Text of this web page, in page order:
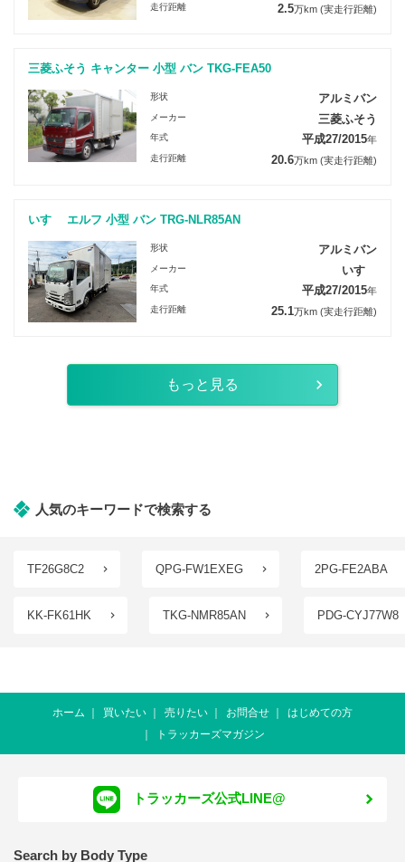
走行距離 2.5万km (実走行距離)
三菱ふそう キャンター 小型 バン TKG-FEA50
形状 アルミバン
メーカー 三菱ふそう
年式 平成27/2015年
走行距離 20.6万km (実走行距離)
いすゞ エルフ 小型 バン TRG-NLR85AN
形状 アルミバン
メーカー いすゞ
年式 平成27/2015年
走行距離 25.1万km (実走行距離)
もっと見る
人気のキーワードで検索する
TF26G8C2 QPG-FW1EXEG 2PG-FE2ABA
KK-FK61HK TKG-NMR85AN PDG-CYJ77W8
ホーム 買いたい 売りたい お問合せ
はじめての方
トラッカーズマガジン
トラッカーズ公式LINE@
Search by Body Type